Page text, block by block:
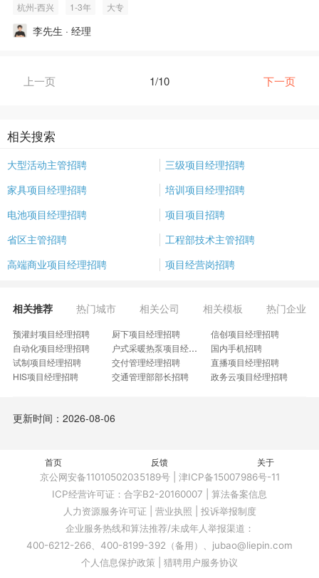
杭州-西兴 1-3年 大专
李先生 · 经理
上一页 1/10 下一页
相关搜索
大型活动主管招聘
三级项目经理招聘
家具项目经理招聘
培训项目经理招聘
电池项目经理招聘
项目项目招聘
省区主管招聘
工程部技术主管招聘
高端商业项目经理招聘
项目经营岗招聘
相关推荐 热门城市 相关公司 相关模板 热门企业
预灌封项目经理招聘 厨下项目经理招聘
信创项目经理招聘
自动化项目经理招聘
户式采暖热泵项目经理招聘
国内手机招聘
试制项目经理招聘
交付管理经理招聘
直播项目经理招聘
HIS项目经理招聘
交通管理部部长招聘
政务云项目经理招聘
基地建设项目经理招聘
结构标化项目经理招聘
精密塑模总工招聘
公服运营岗招聘 内业负责人招聘
更新时间：2026-08-06
首页 反馈 关于